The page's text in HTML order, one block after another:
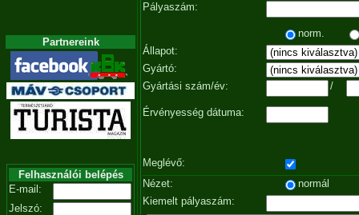
Partnereink
Felhasználói belépés
E-mail:
Jelszó:
Pályaszám:
norm.
Állapot:
Gyártó:
Gyártási szám/év:
/
Érvényesség dátuma:
Meglévő:
Nézet:
normál
Kiemelt pályaszám: